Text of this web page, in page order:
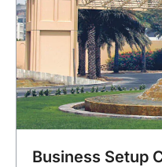
Business Setup